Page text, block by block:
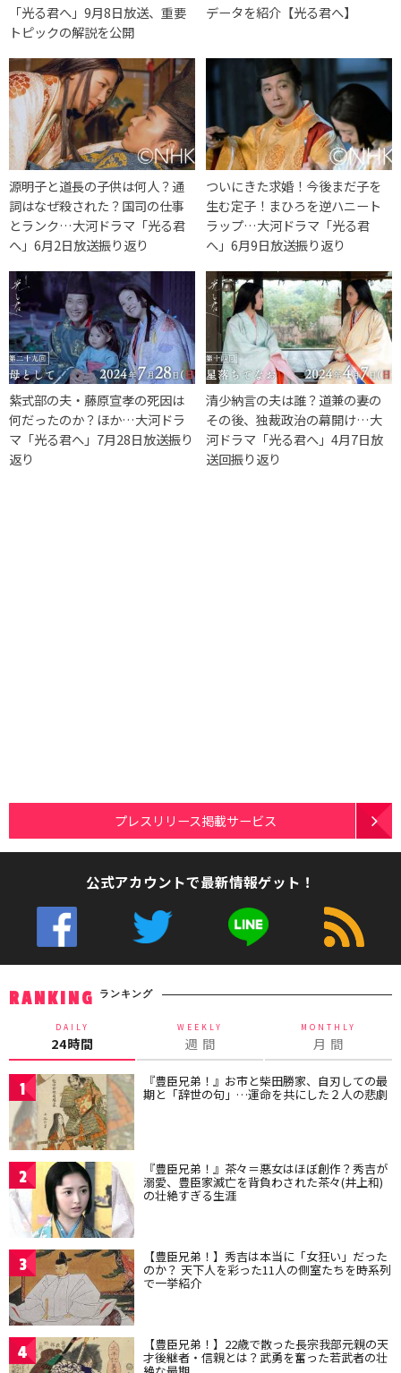
「光る君へ」9月8日放送、重要
トピックの解説を公開
データを紹介【光る君へ】
源明子と道長の子供は何人？通
詞はなぜ殺された？国司の仕事
とランク…大河ドラマ「光る君
へ」6月2日放送振り返り
ついにきた求婚！今後まだ子を
生む定子！まひろを逆ハニート
ラップ…大河ドラマ「光る君
へ」6月9日放送振り返り
紫式部の夫・藤原宣孝の死因は
何だったのか？ほか…大河ドラ
マ「光る君へ」7月28日放送振り
返り
清少納言の夫は誰？道兼の妻の
その後、独裁政治の幕開け…大
河ドラマ「光る君へ」4月7日放
送回振り返り
プレスリリース掲載サービス
公式アカウントで最新情報ゲット！
RANKING ランキング
DAILY
24時間
WEEKLY
週 間
MONTHLY
月 間
1 『豊臣兄弟！』お市と柴田勝家、自刃しての最
期と「辞世の句」…運命を共にした２人の悲劇
2 『豊臣兄弟！』茶々＝悪女はほぼ創作？秀吉が
溺愛、豊臣家滅亡を背負わされた茶々(井上和)
の壮絶すぎる生涯
3 【豊臣兄弟！】秀吉は本当に「女狂い」だった
のか？ 天下人を彩った11人の側室たちを時系列
で一挙紹介
4 【豊臣兄弟！】22歳で散った長宗我部元親の天
才後継者・信親とは？武勇を奮った若武者の壮